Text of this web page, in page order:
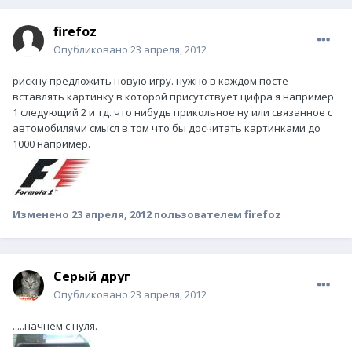
firefoz
Опубликовано 23 апреля, 2012
рискну предложить новую игру. нужно в каждом посте
вставлять картинку в которой присутствует цифра я например
1 следующий 2 и тд. что нибудь прикольное ну или связанное с
автомобилями смысл в том что бы досчитать картинками до
1000 например.
Изменено 23 апреля, 2012пользователем firefoz
Серый друг
Опубликовано 23 апреля, 2012
.....начнём с нуля.